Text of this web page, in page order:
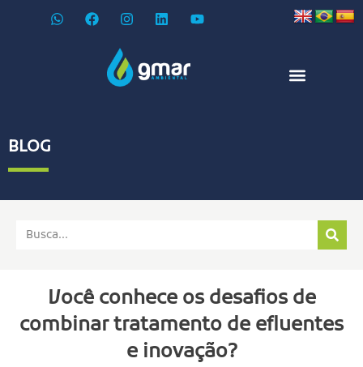
BLOG
Você conhece os desafios de
combinar tratamento de efluentes
e inovação?